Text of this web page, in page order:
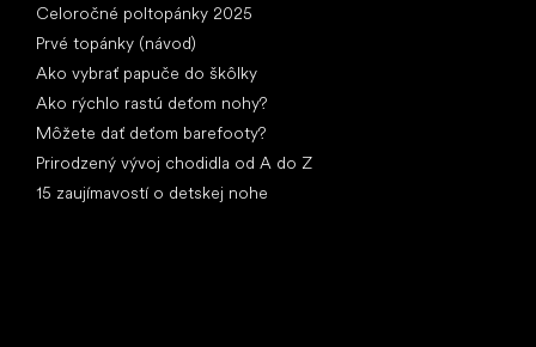
Celoročné poltopánky 2025
Prvé topánky (návod)
Ako vybrať papuče do škôlky
Ako rýchlo rastú deťom nohy?
Môžete dať deťom barefooty?
Prirodzený vývoj chodidla od A do Z
15 zaujímavostí o detskej nohe